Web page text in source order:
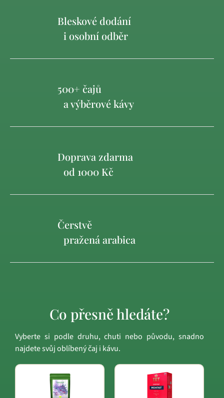
Bleskové dodání
i osobní odběr
500+ čajů
a výběrové kávy
Doprava zdarma
od 1000 Kč
Čerstvě
pražená arabica
Co přesně hledáte?
Vyberte si podle druhu, chuti nebo původu, snadno
najdete svůj oblíbený čaj i kávu.